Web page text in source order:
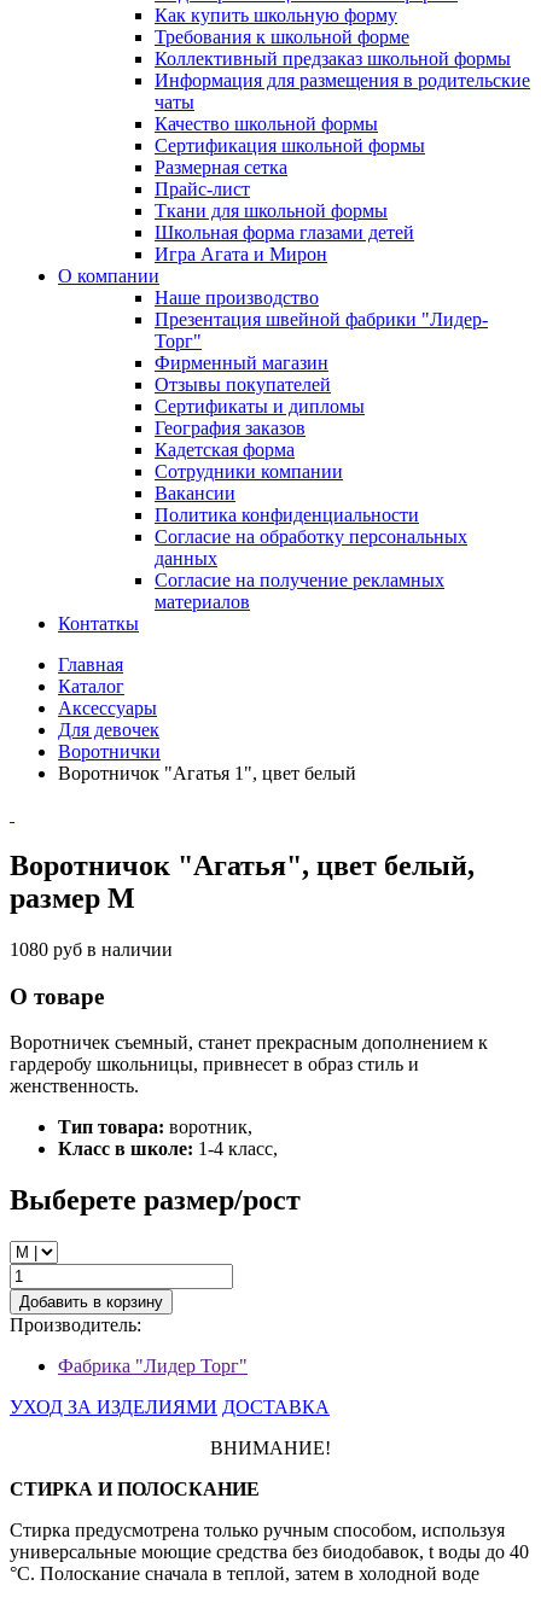
Как купить школьную форму
Требования к школьной форме
Коллективный предзаказ школьной формы
Информация для размещения в родительские
чаты
Качество школьной формы
Сертификация школьной формы
Размерная сетка
Прайс-лист
Ткани для школьной формы
Школьная форма глазами детей
Игра Агата и Мирон
О компании
Наше производство
Презентация швейной фабрики "Лидер-
Торг"
Фирменный магазин
Отзывы покупателей
Сертификаты и дипломы
География заказов
Кадетская форма
Сотрудники компании
Вакансии
Политика конфиденциальности
Согласие на обработку персональных
данных
Согласие на получение рекламных
материалов
Контаткы
Главная
Каталог
Аксессуары
Для девочек
Воротнички
Воротничок "Агатья 1", цвет белый
Воротничок "Агатья", цвет белый,
размер М
1080 руб в наличии
О товаре
Воротничек съемный, станет прекрасным дополнением к
гардеробу школьницы, привнесет в образ стиль и
женственность.
Тип товара: воротник,
Класс в школе: 1-4 класс,
Выберете размер/рост
Добавить в корзину
Производитель:
Фабрика "Лидер Торг"
УХОД ЗА ИЗДЕЛИЯМИ ДОСТАВКА
ВНИМАНИЕ!
СТИРКА И ПОЛОСКАНИЕ
Стирка предусмотрена только ручным способом, используя
универсальные моющие средства без биодобавок, t воды до 40
°С. Полоскание сначала в теплой, затем в холодной воде